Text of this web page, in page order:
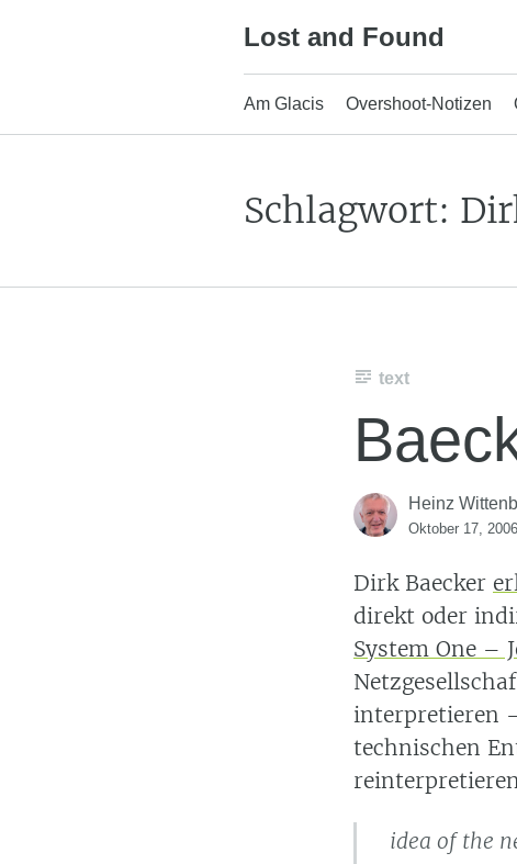
Lost and Found
Am Glacis Overshoot-Notizen
Schlagwort:
text
Heinz
Oktober 17, 2006
Dirk Baecker
direkt oder
System One –
interpretieren
technischen
idea of the